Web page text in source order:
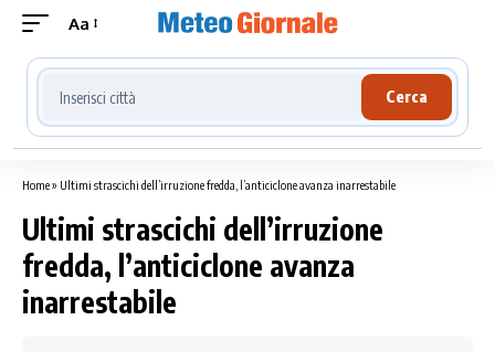
Aa
Cerca località meteo
Cerca
Home» Ultimi strascichi dell’irruzione fredda, l’anticiclone avanza inarrestabile
Ultimi strascichi dell’irruzione
fredda, l’anticiclone avanza
inarrestabile